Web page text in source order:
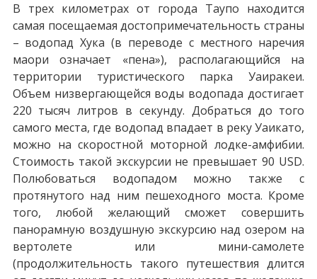
В трех километрах от города Таупо находится
самая посещаемая достопримечательность страны
– водопад Хука (в переводе с местного наречия
маори означает «пена»), располагающийся на
территории туристического парка Уаиракеи.
Объем низвергающейся воды водопада достигает
220 тысяч литров в секунду. Добраться до того
самого места, где водопад впадает в реку Уаикато,
можно на скоростной моторной лодке-амфибии.
Стоимость такой экскурсии не превышает 90 USD.
Полюбоваться водопадом можно также с
протянутого над ним пешеходного моста. Кроме
того, любой желающий сможет совершить
панорамную воздушную экскурсию над озером на
вертолете или мини-самолете
(продолжительность такого путешествия длится